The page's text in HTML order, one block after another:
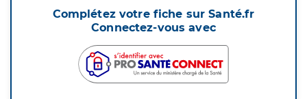
Complétez votre fiche sur Santé.fr
Connectez-vous avec